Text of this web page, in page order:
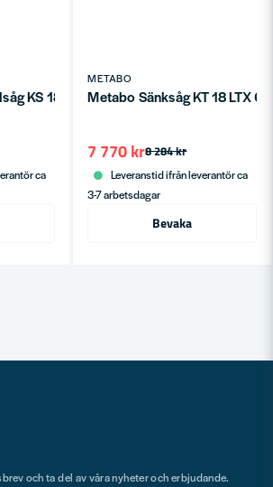
KS 18 LTX 66 BL 18V (utan batteri)
ca
METABO
Metabo Sänksåg KT 18 LTX
8 284 kr
7 770 kr
Leveranstid ifrån leverantör ca
3-7 arbetsdagar
Bevaka
och ta del av våra nyheter och erbjudande.